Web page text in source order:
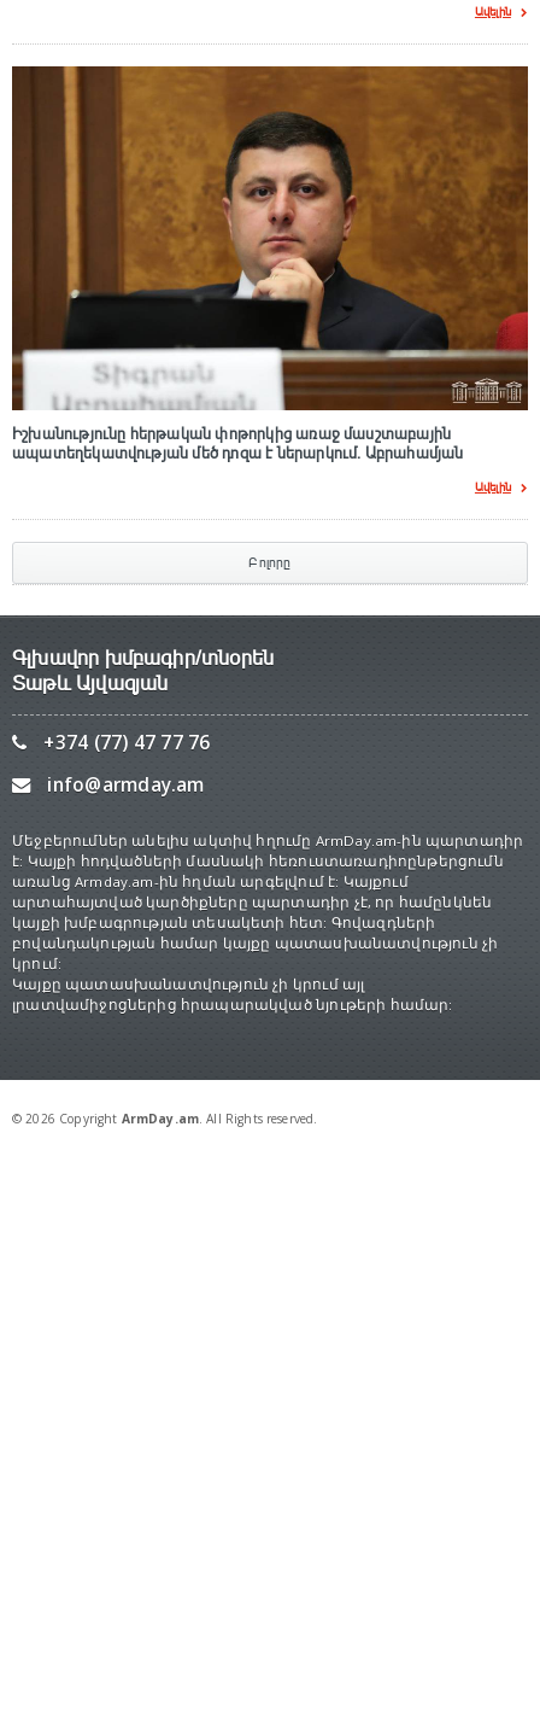
Ավելին
Իշխանությունը հերթական փոթորկից առաջ մասշտաբային
ապատեղեկատվության մեծ դnզա է ներարկում․ Աբրահամյան
Ավելին
Բոլորը
Գլխավոր խմբագիր/տնօրեն
Տաթև Այվազյան
+374 (77) 47 77 76
info@armday.am
Մեջբերումներ անելիս ակտիվ հղումը ArmDay.am-ին պարտադիր
է: Կայքի հոդվածների մասնակի հեռուստառադիոընթերցումն
առանց Armday.am-ին հղման արգելվում է: Կայքում
արտահայտված կարծիքները պարտադիր չէ, որ համընկնեն
կայքի խմբագրության տեսակետի հետ: Գովազդների
բովանդակության համար կայքը պատասխանատվություն չի
կրում:
Կայքը պատասխանատվություն չի կրում այլ
լրատվամիջոցներից հրապարակված նյութերի համար:
© 2026 Copyright ArmDay.am. All Rights reserved.